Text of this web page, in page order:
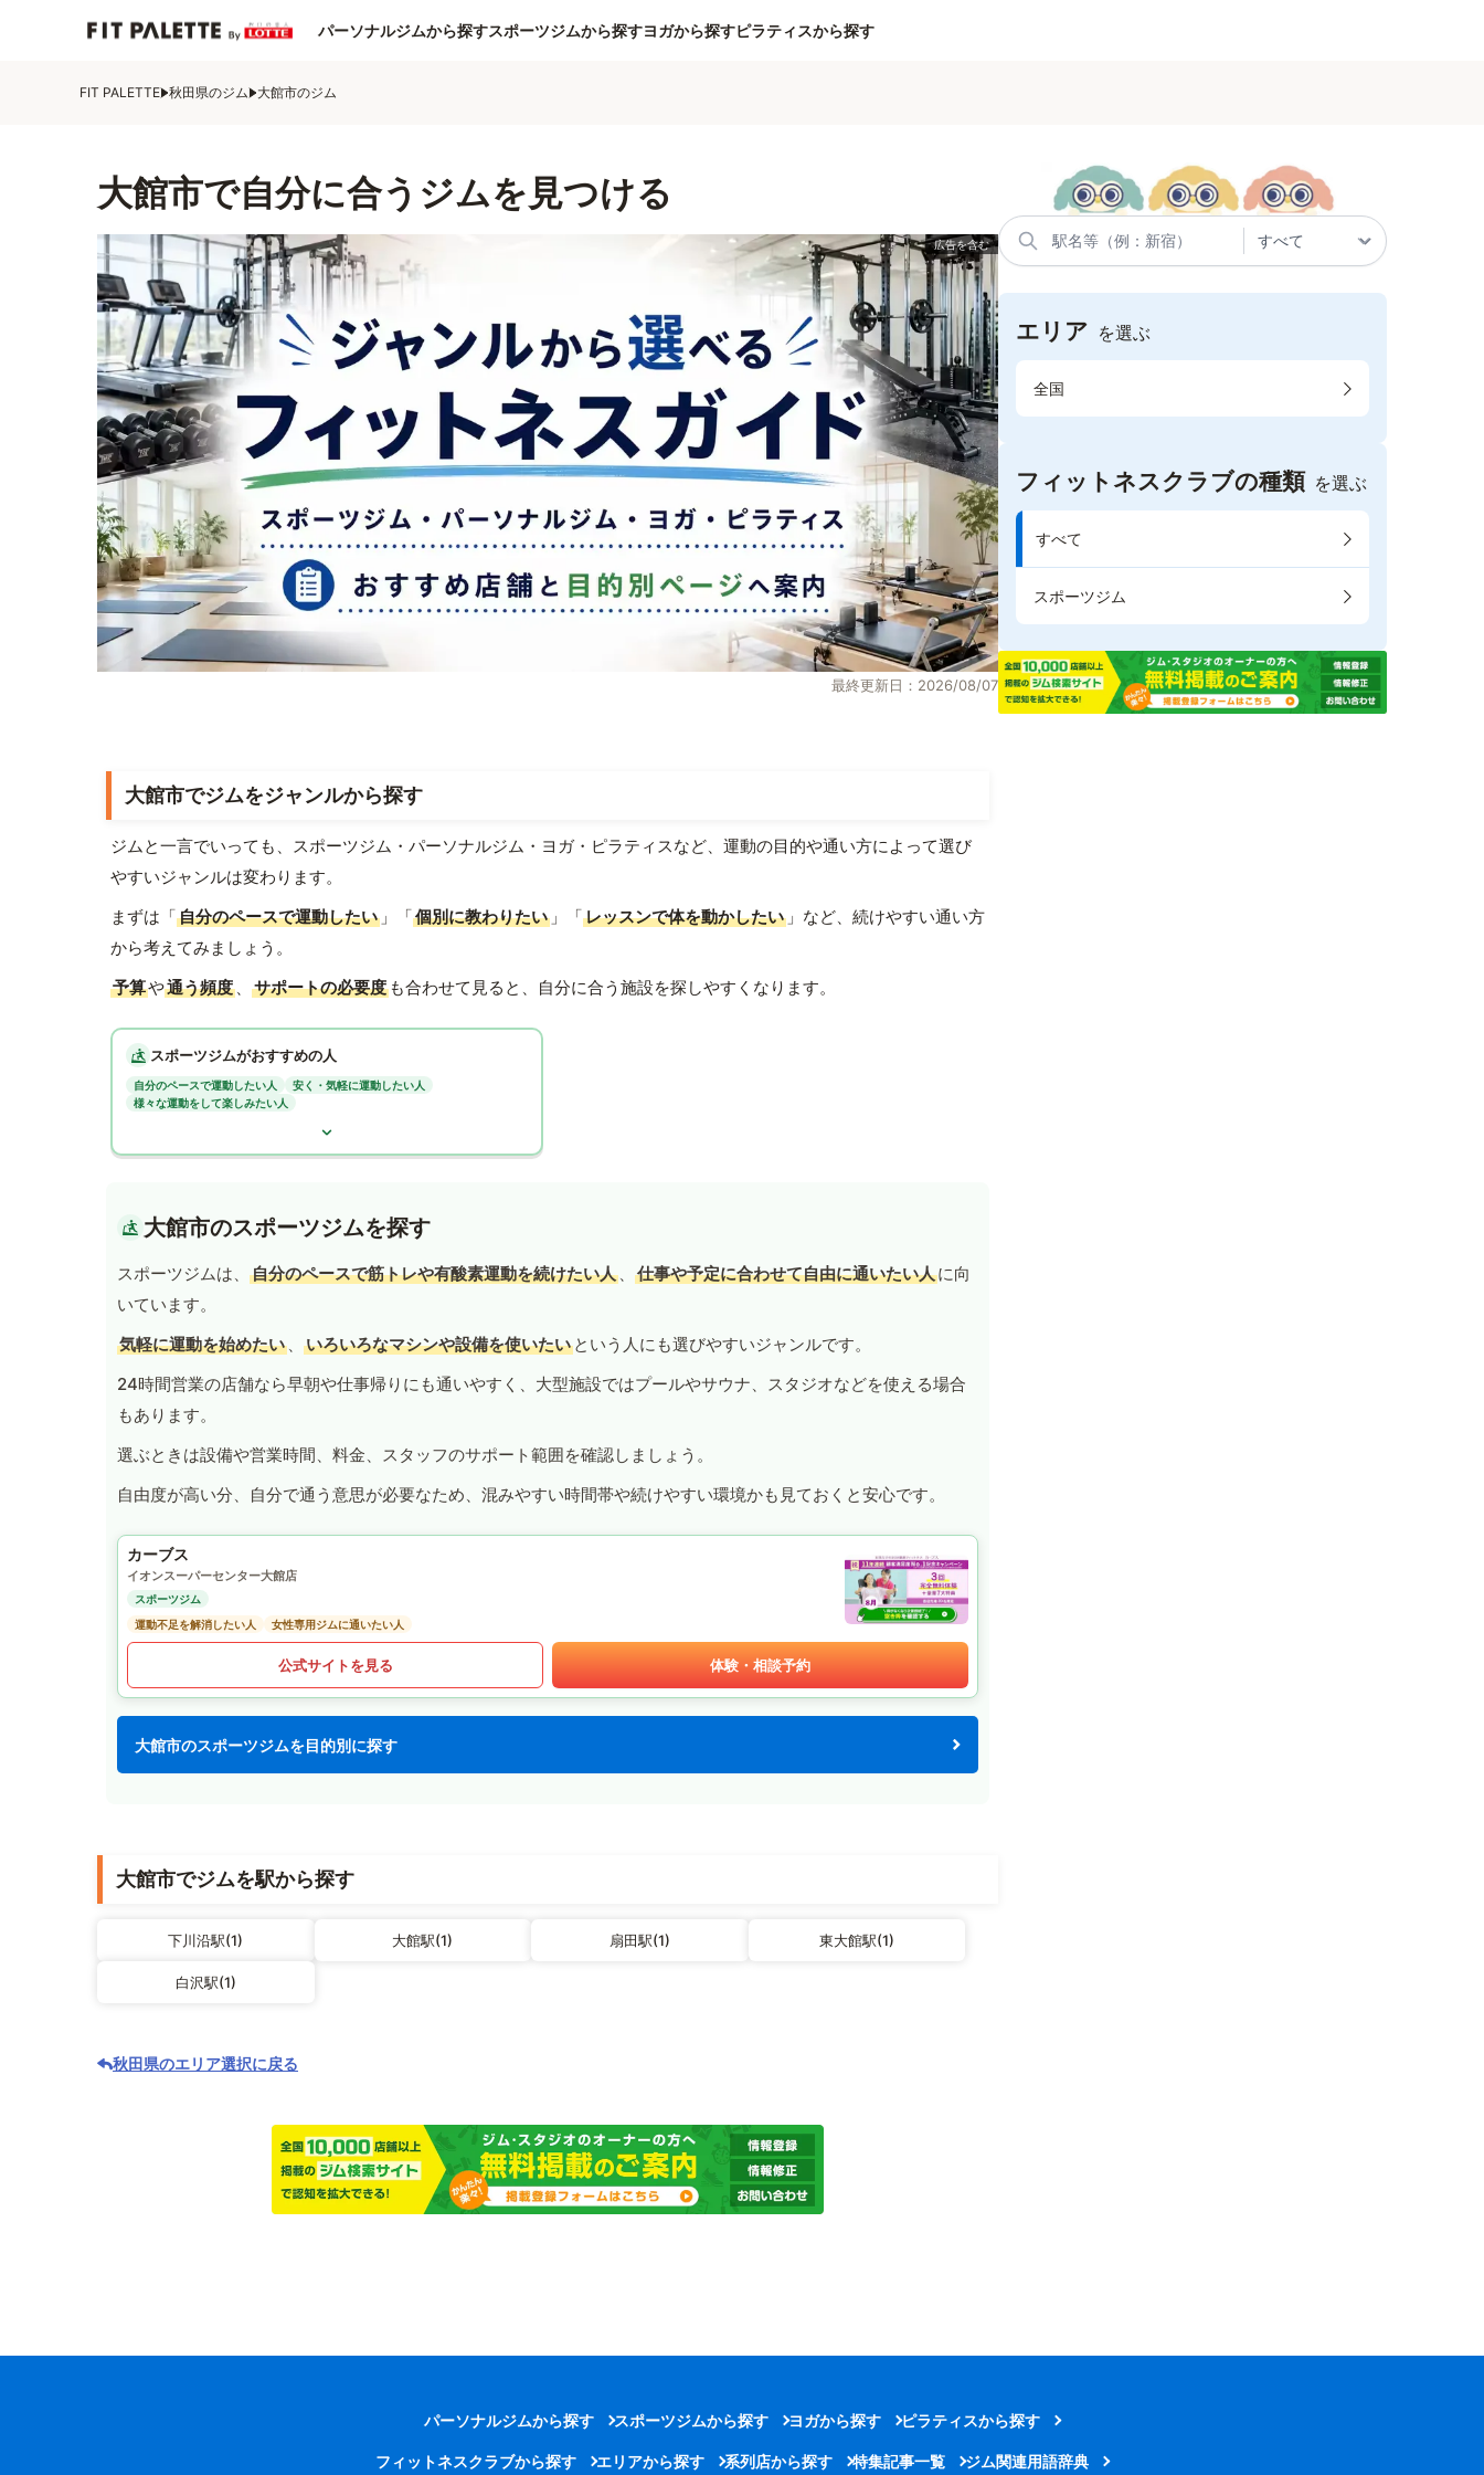
パーソナルジムから探すスポーツジムから探すヨガから探すピラティスから探す
FIT PALETTE 秋田県のジム 大館市のジム
大館市で自分に合うジムを見つける
最終更新日：2026/08/07
大館市でジムをジャンルから探す
ジムと一言でいっても、スポーツジム・パーソナルジム・ヨガ・ピラティスなど、運動の目的や通い方によって選び
やすいジャンルは変わります。
まずは「自分のペースで運動したい 」「個別に教わりたい 」「レッスンで体を動かしたい 」など、続けやすい通い方
から考えてみましょう。
予算や通う頻度 、 サポートの必要度 も合わせて見ると、自分に合う施設を探しやすくなります。
スポーツジムがおすすめの人
自分のペースで運動したい人
安く・気軽に運動したい人
様々な運動をして楽しみたい人
大館市のスポーツジムを探す
スポーツジムは、 自分のペースで筋トレや有酸素運動を続けたい人 、 仕事や予定に合わせて自由に通いたい人に向
いています。
気軽に運動を始めたい 、 いろいろなマシンや設備を使いたい という人にも選びやすいジャンルです。
24時間営業の店舗なら早朝や仕事帰りにも通いやすく、大型施設ではプールやサウナ、スタジオなどを使える場合
もあります。
選ぶときは設備や営業時間、料金、スタッフのサポート範囲を確認しましょう。
自由度が高い分、自分で通う意思が必要なため、混みやすい時間帯や続けやすい環境かも見ておくと安心です。
カーブス
イオンスーパーセンター大館店
スポーツジム
運動不足を解消したい人
女性専用ジムに通いたい人
公式サイトを見る 体験・相談予約
大館市のスポーツジムを目的別に探す
大館市でジムを駅から探す
下川沿駅(1) 大館駅(1) 扇田駅(1) 東大館駅(1)
白沢駅(1)
秋田県のエリア選択に戻る
エリア を選ぶ
全国
フィットネスクラブの種類 を選ぶ
すべて
スポーツジム
パーソナルジムから探す スポーツジムから探す ヨガから探す ピラティスから探す
フィットネスクラブから探す エリアから探す 系列店から探す 特集記事一覧 ジム関連用語辞典